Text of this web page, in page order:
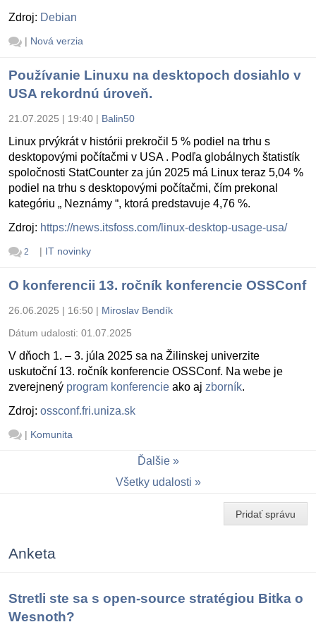
Zdroj: Debian
| Nová verzia
Používanie Linuxu na desktopoch dosiahlo v
USA rekordnú úroveň.
21.07.2025 | 19:40 | Balin50
Linux prvýkrát v histórii prekročil 5 % podiel na trhu s
desktopovými počítačmi v USA . Podľa globálnych štatistík
spoločnosti StatCounter za jún 2025 má Linux teraz 5,04 %
podiel na trhu s desktopovými počítačmi, čím prekonal
kategóriu „ Neznámy “, ktorá predstavuje 4,76 %.
Zdroj: https://news.itsfoss.com/linux-desktop-usage-usa/
2 | IT novinky
O konferencii 13. ročník konferencie OSSConf
26.06.2025 | 16:50 | Miroslav Bendík
Dátum udalosti: 01.07.2025
V dňoch 1. – 3. júla 2025 sa na Žilinskej univerzite
uskutoční 13. ročník konferencie OSSConf. Na webe je
zverejnený program konferencie ako aj zborník.
Zdroj: ossconf.fri.uniza.sk
| Komunita
Ďalšie
Všetky udalosti
Pridať správu
Anketa
Stretli ste sa s open-source stratégiou Bitka o
Wesnoth?